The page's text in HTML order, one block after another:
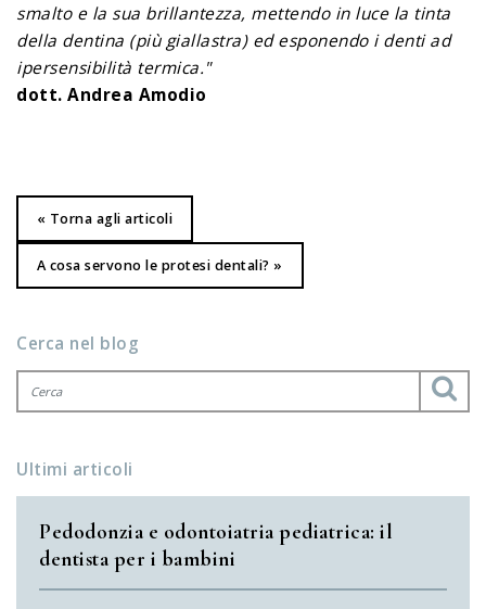
smalto e la sua brillantezza, mettendo in luce la tinta
della dentina (più giallastra) ed esponendo i denti ad
ipersensibilità termica."
dott. Andrea Amodio
« Torna agli articoli
A cosa servono le protesi dentali? »
Cerca nel blog
Ultimi articoli
Pedodonzia e odontoiatria pediatrica: il
dentista per i bambini